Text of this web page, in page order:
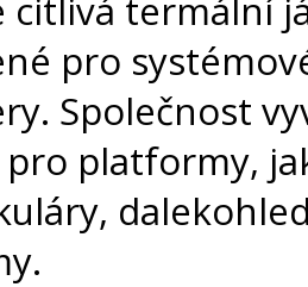
citlivá termální
pro
Společnost
platformy,